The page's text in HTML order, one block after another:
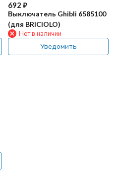
692 ₽
Выключатель Ghibli 6585100
(для BRICIOLO)
Нет в наличии
Уведомить